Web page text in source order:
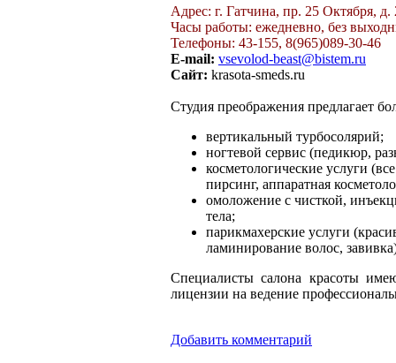
Адрес: г. Гатчина, пр. 25 Октября, д.
Часы работы: ежедневно, без
Телефоны: 43-155, 8(965)089-30-46
E-mail: vsevolod-beast@bistem.ru
Сайт: krasota-smeds.ru
Студия преображения предлагает
вертикальный турбосолярий;
ногтевой сервис (педикюр,
косметологические услуги
пирсинг, аппаратная
омоложение с чисткой,
тела;
парикмахерские услуги
ламинирование волос,
Специалисты салона красоты
лицензии на ведение
Добавить комментарий